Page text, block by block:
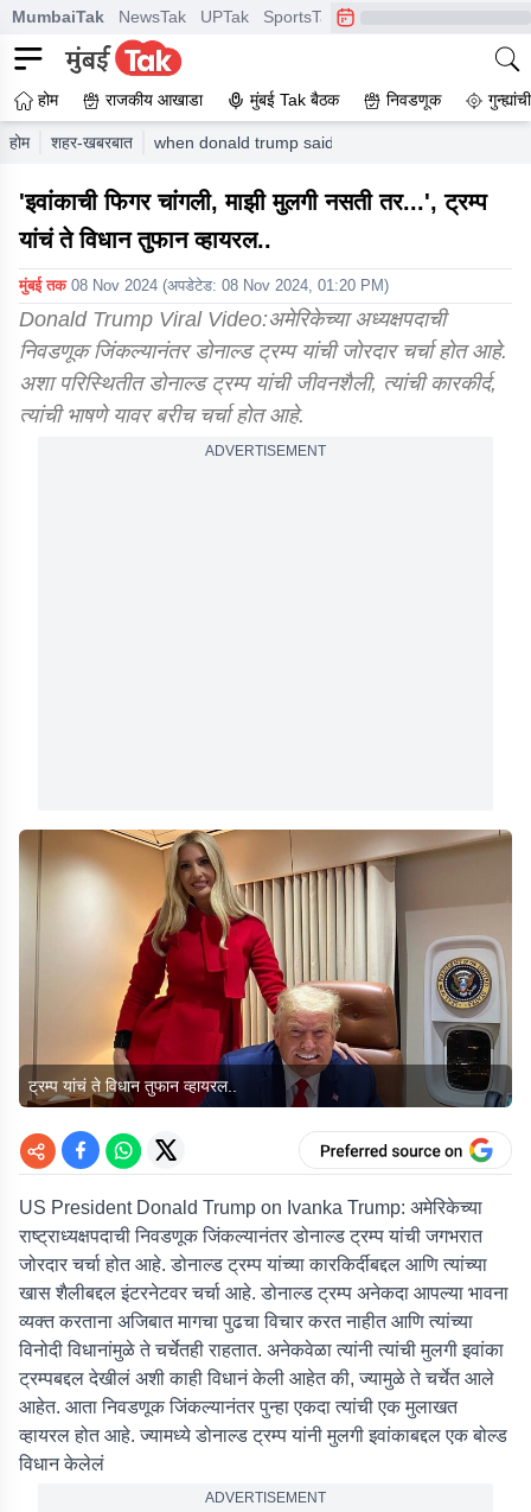
MumbaiTak NewsTak UPTak SportsTak CrimeTak
होम राजकीय आखाडा मुंबई Tak बैठक निवडणूक
होम शहर-खबरबात when donald trump said ivanka has a good
'इवांकाची फिगर चांगली, माझी मुलगी नसती तर...', ट्रम्प
यांचं ते विधान तुफान व्हायरल..
मुंबई तक 08 Nov 2024 (अपडेटेड: 08 Nov 2024, 01:20 PM)
Donald Trump Viral Video:अमेरिकेच्या अध्यक्षपदाची
निवडणूक जिंकल्यानंतर डोनाल्ड ट्रम्प यांची जोरदार चर्चा होत आहे.
अशा परिस्थितीत डोनाल्ड ट्रम्प यांची जीवनशैली, त्यांची कारकीर्द,
त्यांची भाषणे यावर बरीच चर्चा होत आहे.
ADVERTISEMENT
ट्रम्प यांचं ते विधान तुफान व्हायरल..
US President Donald Trump on Ivanka Trump: अमेरिकेच्या
राष्ट्राध्यक्षपदाची निवडणूक जिंकल्यानंतर डोनाल्ड ट्रम्प यांची जगभरात
जोरदार चर्चा होत आहे. डोनाल्ड ट्रम्प यांच्या कारकिर्दीबद्दल आणि त्यांच्या
खास शैलीबद्दल इंटरनेटवर चर्चा आहे. डोनाल्ड ट्रम्प अनेकदा आपल्या भावना
व्यक्त करताना अजिबात मागचा पुढचा विचार करत नाहीत आणि त्यांच्या
विनोदी विधानांमुळे ते चर्चेतही राहतात. अनेकवेळा त्यांनी त्यांची मुलगी इवांका
ट्रम्पबद्दल देखीलं अशी काही विधानं केली आहेत की, ज्यामुळे ते चर्चेत आले
आहेत. आता निवडणूक जिंकल्यानंतर पुन्हा एकदा त्यांची एक मुलाखत
व्हायरल होत आहे. ज्यामध्ये डोनाल्ड ट्रम्प यांनी मुलगी इवांकाबद्दल एक बोल्ड
विधान केलेलं
ADVERTISEMENT